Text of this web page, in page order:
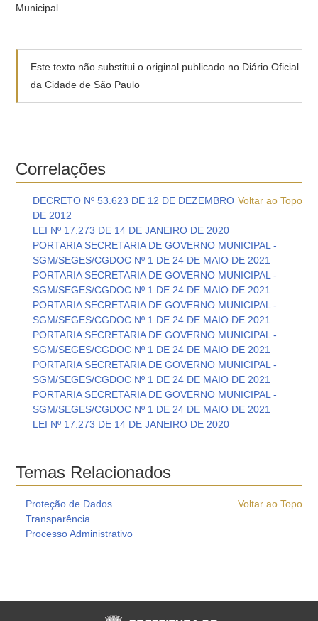
Municipal
Este texto não substitui o original publicado no Diário Oficial
da Cidade de São Paulo
Correlações
Voltar ao Topo
DECRETO Nº 53.623 DE 12 DE DEZEMBRO
DE 2012
LEI Nº 17.273 DE 14 DE JANEIRO DE 2020
PORTARIA SECRETARIA DE GOVERNO MUNICIPAL -
SGM/SEGES/CGDOC Nº 1 DE 24 DE MAIO DE 2021
PORTARIA SECRETARIA DE GOVERNO MUNICIPAL -
SGM/SEGES/CGDOC Nº 1 DE 24 DE MAIO DE 2021
PORTARIA SECRETARIA DE GOVERNO MUNICIPAL -
SGM/SEGES/CGDOC Nº 1 DE 24 DE MAIO DE 2021
PORTARIA SECRETARIA DE GOVERNO MUNICIPAL -
SGM/SEGES/CGDOC Nº 1 DE 24 DE MAIO DE 2021
PORTARIA SECRETARIA DE GOVERNO MUNICIPAL -
SGM/SEGES/CGDOC Nº 1 DE 24 DE MAIO DE 2021
PORTARIA SECRETARIA DE GOVERNO MUNICIPAL -
SGM/SEGES/CGDOC Nº 1 DE 24 DE MAIO DE 2021
LEI Nº 17.273 DE 14 DE JANEIRO DE 2020
Temas Relacionados
Voltar ao Topo
Proteção de Dados
Transparência
Processo Administrativo